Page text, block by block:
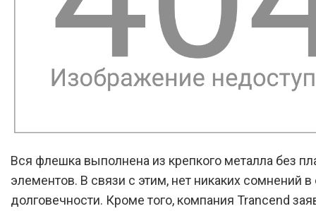
Вся флешка выполнена из крепкого металла без
элементов. В связи с этим, нет никаких сомнений в
долговечности. Кроме того, компания Trancend